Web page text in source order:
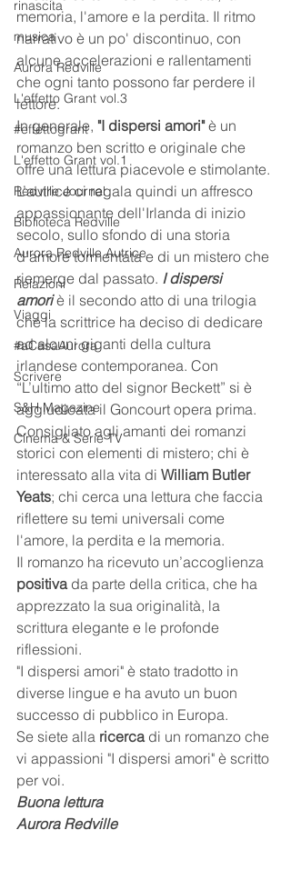
rinascita
musica
Aurora Redville
L'effetto Grant vol.3
#effettogrant
L'effetto Grant vol.1
Redville Journal
Biblioteca Redville
Aurora Redville Autrice
Relazioni
Viaggi
#aCasaAurora
Scrivere
S&H Magazine
Cinema & Serie TV
memoria, l'amore e la perdita. Il ritmo
narrativo è un po' discontinuo, con
alcune accelerazioni e rallentamenti
che ogni tanto possono far perdere il
lettore.
In generale, "I dispersi amori" è un
romanzo ben scritto e originale che
offre una lettura piacevole e stimolante.
L’autrice ci regala quindi un affresco
appassionante dell'Irlanda di inizio
secolo, sullo sfondo di una storia
d'amore tormentata e di un mistero che
riemerge dal passato. I dispersi
amori è il secondo atto di una trilogia
che la scrittrice ha deciso di dedicare
ad alcuni giganti della cultura
irlandese contemporanea. Con
“L’ultimo atto del signor Beckett” si è
aggiudicata il Goncourt opera prima.
Consigliato agli amanti dei romanzi
storici con elementi di mistero; chi è
interessato alla vita di William Butler
Yeats; chi cerca una lettura che faccia
riflettere su temi universali come
l'amore, la perdita e la memoria.
Il romanzo ha ricevuto un’accoglienza
positiva da parte della critica, che ha
apprezzato la sua originalità, la
scrittura elegante e le profonde
riflessioni.
"I dispersi amori" è stato tradotto in
diverse lingue e ha avuto un buon
successo di pubblico in Europa.
Se siete alla ricerca di un romanzo che
vi appassioni "I dispersi amori" è scritto
per voi.
Buona lettura
Aurora Redville